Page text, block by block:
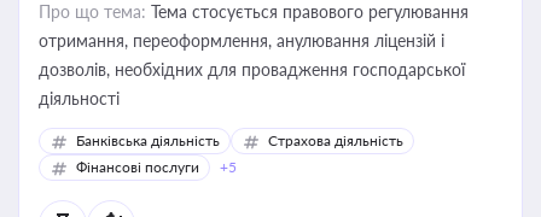
Про що тема: Тема стосується правового регулювання
отримання, переоформлення, анулювання ліцензій і
дозволів, необхідних для провадження господарської
діяльності
Банківська діяльність
Страхова діяльність
Фінансові послуги
+5